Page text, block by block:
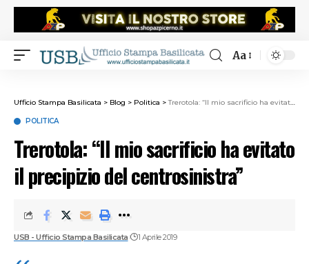
Aa
Ufficio Stampa Basilicata > Blog > Politica >Trerotola: “Il mio sacrificio ha evitato il precipizio del centrosinistra”
POLITICA
Trerotola: “Il mio sacrificio ha evitato
il precipizio del centrosinistra”
USB - Ufficio Stampa Basilicata 1 Aprile 2019